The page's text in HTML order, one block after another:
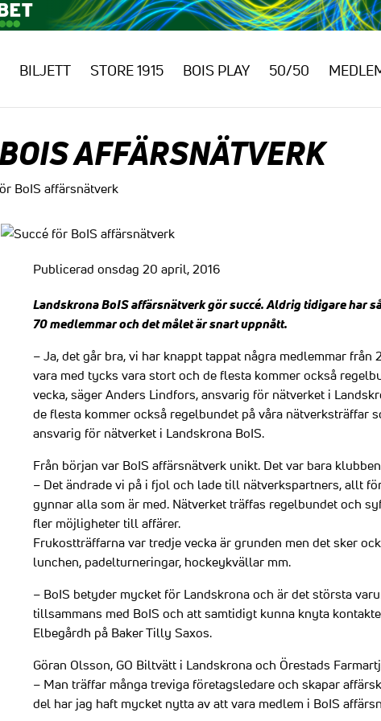
BILJETT STORE 1915 BOIS PLAY 50/50
AFFÄRSNÄTVERK
BoIS affärsnätverk
Publicerad onsdag 20 april, 2016
Landskrona BoIS affärsnätverk gör succé. Aldrig tidigare har
70 medlemmar och det målet är snart uppnått.
– Ja, det går bra, vi har knappt tappat några medlemmar
vara med tycks vara stort och de flesta kommer också
vecka, säger Anders Lindfors, ansvarig för nätverket i
de flesta kommer också regelbundet på våra nätverksträffar
ansvarig för nätverket i Landskrona BoIS.
Från början var BoIS affärsnätverk unikt. Det var bara
– Det ändrade vi på i fjol och lade till nätverkspartners, allt
gynnar alla som är med. Nätverket träffas regelbundet och
fler möjligheter till affärer.
Frukostträffarna var tredje vecka är grunden men det sker
lunchen, padelturneringar, hockeykvällar mm.
– BoIS betyder mycket för Landskrona och är det största
tillsammans med BoIS och att samtidigt kunna knyta
Elbegårdh på Baker Tilly Saxos.
Göran Olsson, GO Biltvätt i Landskrona och Örestads
– Man träffar många treviga företagsledare och skapar
del har jag haft mycket nytta av att vara medlem i BoIS